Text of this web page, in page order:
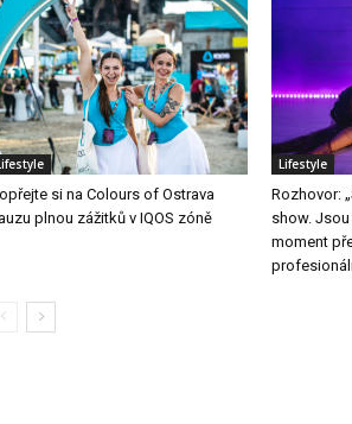
si na Colours of Ostrava
plnou zážitků v IQOS zóně
Lifestyle
Rozhovor:
show.
moment